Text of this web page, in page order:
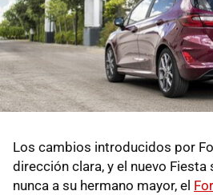
Los cambios introducidos por
dirección clara, y el nuevo Fiesta
nunca a su hermano mayor, el